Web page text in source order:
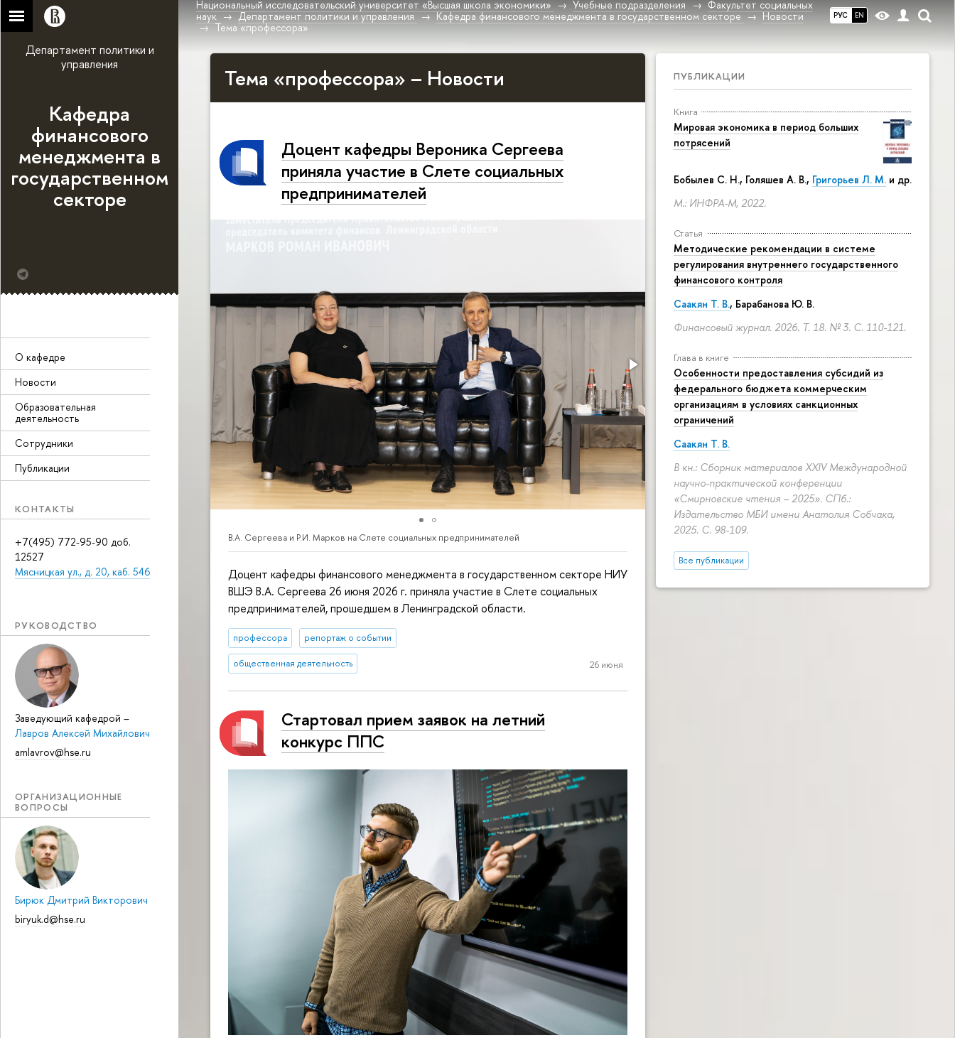
РУС EN
Национальный исследовательский университет «Высшая школа экономики» Учебные подразделения
Факультет социальных
наук
Департамент политики и управления Кафедра финансового менеджмента в государственном секторе
Новости
Тема «профессора»
Департамент политики и
управления
Кафедра
финансового
менеджмента в
государственном
секторе
О кафедре
Новости
Образовательная
деятельность
Сотрудники
Публикации
КОНТАКТЫ
+7(495) 772-95-90 доб.
12527
Мясницкая ул., д. 20, каб. 546
РУКОВОДСТВО
Заведующий кафедрой –
Лавров Алексей Михайлович
amlavrov@hse.ru
ОРГАНИЗАЦИОННЫЕ
ВОПРОСЫ
Бирюк Дмитрий Викторович
biryuk.d@hse.ru
ПУБЛИКАЦИИ
Книга
Мировая экономика в период больших
потрясений
Бобылев С. Н., Голяшев А. В., Григорьев Л. М. и др.
М.: ИНФРА-М, 2022.
Статья
Методические рекомендации в системе
регулирования внутреннего государственного
финансового контроля
Саакян Т. В., Барабанова Ю. В.
Финансовый журнал. 2026. Т. 18. № 3. С. 110-121.
Глава в книге
Особенности предоставления субсидий из
федерального бюджета коммерческим
организациям в условиях санкционных
ограничений
Саакян Т. В.
В кн.: Сборник материалов XXIV Международной
научно-практической конференции
«Смирновские чтения – 2025». СПб.:
Издательство МБИ имени Анатолия Собчака,
2025. С. 98-109.
Все публикации
Тема «профессора» – Новости
Доцент кафедры Вероника Сергеева
приняла участие в Слете социальных
предпринимателей
В.А. Сергеева и Р.И. Марков на Слете социальных предпринимателей
Доцент кафедры финансового менеджмента в государственном секторе НИУ
ВШЭ В.А. Сергеева 26 июня 2026 г. приняла участие в Слете социальных
предпринимателей, прошедшем в Ленинградской области.
профессора репортаж о событии
общественная деятельность 26 июня
Стартовал прием заявок на летний
конкурс ППС